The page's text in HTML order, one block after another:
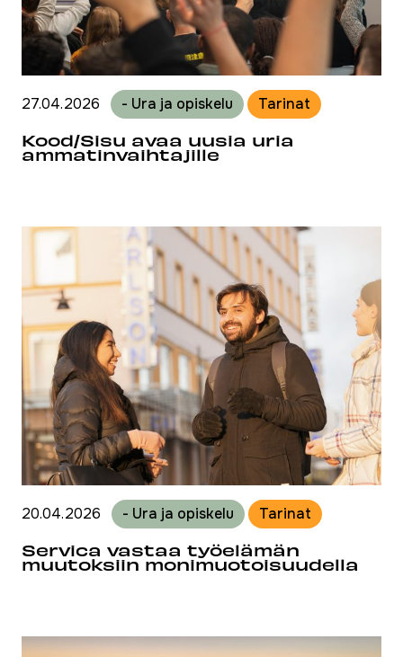
27.04.2026 - Ura ja opiskelu Tarinat
Kood/Sisu avaa uusia uria
ammatinvaihtajille
20.04.2026 - Ura ja opiskelu Tarinat
Servica vastaa työelämän
muutoksiin monimuotoisuudella